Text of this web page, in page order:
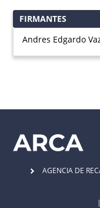
FIRMANTES
Andres Edgardo
AGENCIA DE